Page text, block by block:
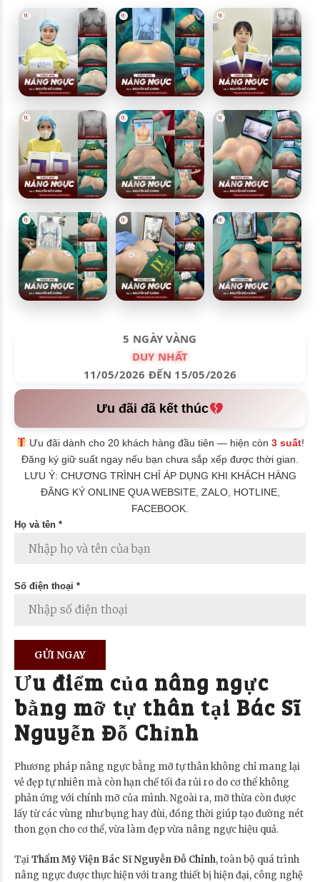
5 NGÀY VÀNG
DUY NHẤT
11/05/2026 ĐẾN 15/05/2026
Ưu đãi đã kết thúc
Ưu đãi dành cho 20 khách hàng đầu tiên — hiện còn3 suất!
Đăng ký giữ suất ngay nếu bạn chưa sắp xếp được thời gian.
LƯU Ý: CHƯƠNG TRÌNH CHỈ ÁP DỤNG KHI KHÁCH HÀNG
ĐĂNG KÝ ONLINE QUA WEBSITE, ZALO, HOTLINE,
FACEBOOK.
Họ và tên *
Số điện thoại *
Ưu điểm của nâng ngực
bằng mỡ tự thân tại Bác Sĩ
Nguyễn Đỗ Chỉnh
Phương pháp nâng ngực bằng mỡ tự thân không chỉ mang lại
vẻ đẹp tự nhiên mà còn hạn chế tối đa rủi ro do cơ thể không
phản ứng với chính mỡ của mình. Ngoài ra, mỡ thừa còn được
lấy từ các vùng như bụng hay đùi, đồng thời giúp tạo đường nét
thon gọn cho cơ thể, vừa làm đẹp vừa nâng ngực hiệu quả.
TạiThẩm Mỹ Viện Bác Sĩ Nguyễn Đỗ Chỉnh, toàn bộ quá trình
nâng ngực được thực hiện với trang thiết bị hiện đại, công nghệ